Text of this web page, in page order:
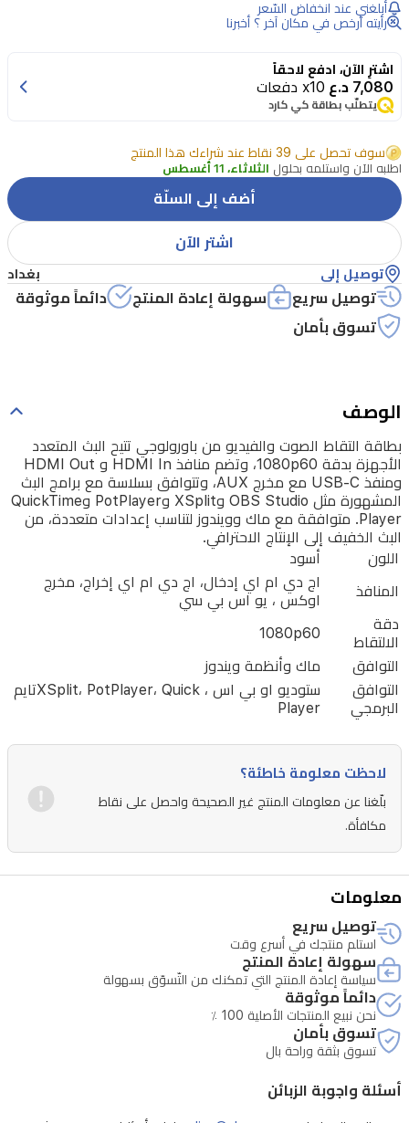
من
تتيح
البث
الأجهزة
بدقة
وتضم
منافذ
HDMI
In
و
HDMI
USB-
C
مع
مخرج
AUX،
وتتوافق
بسلاسة
البث
المشهورة
مثل
OBS
وPotPlayer
وQuickTime
Player.
متوافقة
مع
ماك
وويندوز
لتناسب
إعدادات
متعددة،
من
الخفيف
أبلغني عند انخفاض السّعر
رأيته أرخص في مكان آخر ؟ أخبرنا
اشترِ الآن، ادفع لاحقاً
7,080 د.ع x10 دفعات
يتطلّب بطاقة كي كارد
سوف تحصل على 39 نقاط عند شراءك هذا المنتج
اطلبه الآن واستلمه بحلول الثلاثاء، 11 أغسطس
أضف إلى السلّة
اشتر الآن
توصيل إلى بغداد
توصيل سريع سهولة إعادة المنتج
دائماً موثوقة
تسوق بأمان
الوصف
بطاقة التقاط الصوت والفيديو من باورولوجي تتيح البث المتعدد
الأجهزة بدقة 1080p60، وتضم منافذ HDMI In و HDMI Out
ومنفذ USB-C مع مخرج AUX، وتتوافق بسلاسة مع برامج البث
المشهورة مثل OBS Studio وXSplit وPotPlayer وQuickTime
Player. متوافقة مع ماك وويندوز لتناسب إعدادات متعددة، من
البث الخفيف إلى الإنتاج الاحترافي.
اللون
أسود
المنافذ
اج دي ام اي إدخال، اج دي ام اي إخراج، مخرج
اوكس ، يو اس بي سي
دقة
الالتقاط
1080p60
التوافق
ماك وأنظمة ويندوز
التوافق
البرمجي
ستوديو او بي اس ، XSplit، PotPlayer، Quickتايم
Player
لاحظت معلومة خاطئة؟
بلّغنا عن معلومات المنتج غير الصحيحة واحصل على نقاط
مكافأة.
معلومات
توصيل سريع
استلم منتجك في أسرع وقت
سهولة إعادة المنتج
سياسة إعادة المنتج التي تمكنك من التّسوّق بسهولة
دائماً موثوقة
نحن نبيع المنتجات الأصلية 100 ٪
تسوق بأمان
تسوق بثقة وراحة بال
أسئلة واجوبة الزبائن